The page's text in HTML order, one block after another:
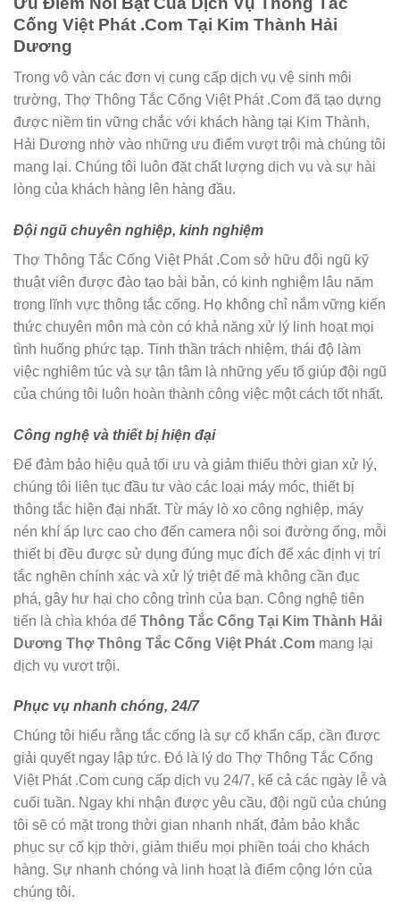
Cống Việt Phát .Com Tại Kim Thành Hải
Dương
Trong vô vàn các đơn vị cung cấp dịch vụ vệ sinh môi
trường, Thợ Thông Tắc Cống Việt Phát .Com đã tạo dựng
được niềm tin vững chắc với khách hàng tại Kim Thành,
Hải Dương nhờ vào những ưu điểm vượt trội mà chúng tôi
mang lại. Chúng tôi luôn đặt chất lượng dịch vụ và sự hài
lòng của khách hàng lên hàng đầu.
Đội ngũ chuyên nghiệp, kinh nghiệm
Thợ Thông Tắc Cống Việt Phát .Com sở hữu đội ngũ kỹ
thuật viên được đào tạo bài bản, có kinh nghiệm lâu năm
trong lĩnh vực thông tắc cống. Họ không chỉ nắm vững kiến
thức chuyên môn mà còn có khả năng xử lý linh hoạt mọi
tình huống phức tạp. Tinh thần trách nhiệm, thái độ làm
việc nghiêm túc và sự tận tâm là những yếu tố giúp đội ngũ
của chúng tôi luôn hoàn thành công việc một cách tốt nhất.
Công nghệ và thiết bị hiện đại
Để đảm bảo hiệu quả tối ưu và giảm thiểu thời gian xử lý,
chúng tôi liên tục đầu tư vào các loại máy móc, thiết bị
thông tắc hiện đại nhất. Từ máy lò xo công nghiệp, máy
nén khí áp lực cao cho đến camera nội soi đường ống, mỗi
thiết bị đều được sử dụng đúng mục đích để xác định vị trí
tắc nghẽn chính xác và xử lý triệt để mà không cần đục
phá, gây hư hại cho công trình của bạn. Công nghệ tiên
tiến là chìa khóa để Thông Tắc Cống Tại Kim Thành Hải
Dương Thợ Thông Tắc Cống Việt Phát .Com mang lại
dịch vụ vượt trội.
Phục vụ nhanh chóng, 24/7
Chúng tôi hiểu rằng tắc cống là sự cố khẩn cấp, cần được
giải quyết ngay lập tức. Đó là lý do Thợ Thông Tắc Cống
Việt Phát .Com cung cấp dịch vụ 24/7, kể cả các ngày lễ và
cuối tuần. Ngay khi nhận được yêu cầu, đội ngũ của chúng
tôi sẽ có mặt trong thời gian nhanh nhất, đảm bảo khắc
phục sự cố kịp thời, giảm thiểu mọi phiền toái cho khách
hàng. Sự nhanh chóng và linh hoạt là điểm cộng lớn của
chúng tôi.